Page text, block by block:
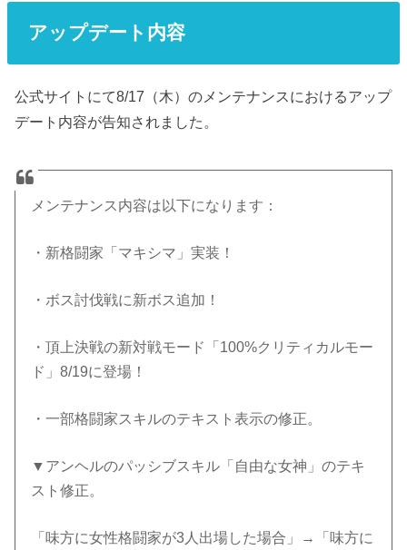
アップデート内容
公式サイトにて8/17（木）のメンテナンスにおけるアップ
デート内容が告知されました。
メンテナンス内容は以下になります：
・新格闘家「マキシマ」実装！
・ボス討伐戦に新ボス追加！
・頂上決戦の新対戦モード「100%クリティカルモー
ド」8/19に登場！
・一部格闘家スキルのテキスト表示の修正。
▼アンヘルのパッシブスキル「自由な女神」のテキ
スト修正。
「味方に女性格闘家が3人出場した場合」→「味方に